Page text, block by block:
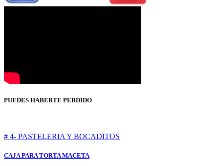
PUEDES HABERTE PERDIDO
# 4- PASTELERIA Y BOCADITOS
CAJA PARA TORTA MACETA